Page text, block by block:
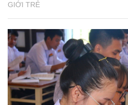
GIỚI TRẺ